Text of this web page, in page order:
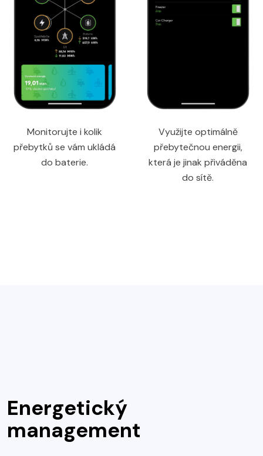
Monitorujte i kolik
přebytků se vám ukládá
do baterie.
Využijte optimálně
přebytečnou energii,
která je jinak přiváděna
do sítě.
Energetický
management